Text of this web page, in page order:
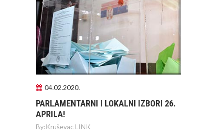
04.02.2020.
PARLAMENTARNI I LOKALNI IZBORI 26.
APRILA!
By:Kruševac LINK